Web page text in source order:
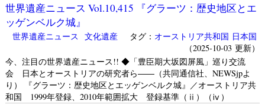
世界遺産ニュース Vol.10,415 『グラーツ：歴史地区とエ
ッゲンベルク城』
世界遺産ニュース 文化遺産タグ： オーストリア共和国 日本国
（2025-10-03 更新）
今、注目の世界遺産ニュース!! ◆「豊臣期大坂図屏風」巡り交流
会 日本とオーストリアの研究者ら――（共同通信社、NEWSjpよ
り） 『グラーツ：歴史地区とエッゲンベルク城』／オーストリア共
和国 1999年登録、2010年範囲拡大 登録基準（ⅱ）（ⅳ）